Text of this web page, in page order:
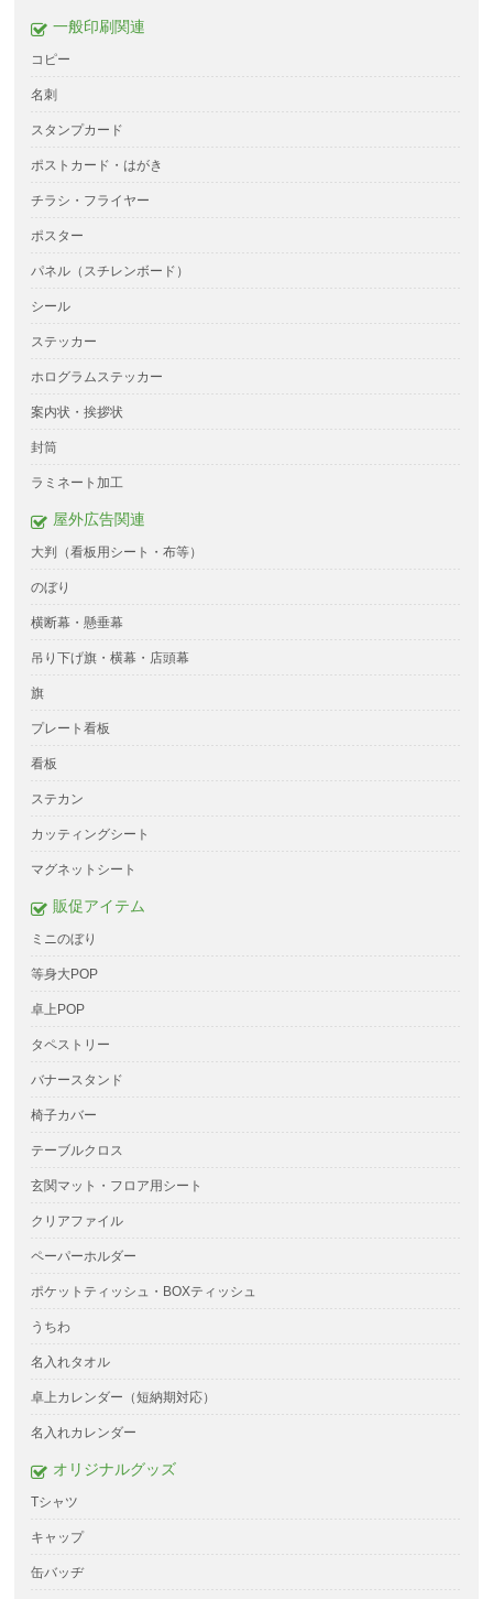
一般印刷関連
コピー
名刺
スタンプカード
ポストカード・はがき
チラシ・フライヤー
ポスター
パネル（スチレンボード）
シール
ステッカー
ホログラムステッカー
案内状・挨拶状
封筒
ラミネート加工
屋外広告関連
大判（看板用シート・布等）
のぼり
横断幕・懸垂幕
吊り下げ旗・横幕・店頭幕
旗
プレート看板
看板
ステカン
カッティングシート
マグネットシート
販促アイテム
ミニのぼり
等身大POP
卓上POP
タペストリー
バナースタンド
椅子カバー
テーブルクロス
玄関マット・フロア用シート
クリアファイル
ペーパーホルダー
ポケットティッシュ・BOXティッシュ
うちわ
名入れタオル
卓上カレンダー（短納期対応）
名入れカレンダー
オリジナルグッズ
Tシャツ
キャップ
缶バッヂ